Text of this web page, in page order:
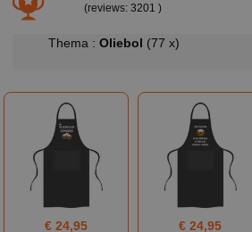
(reviews: 3201 )
Thema : Oliebol (77 x)
€ 24,95
€ 24,95